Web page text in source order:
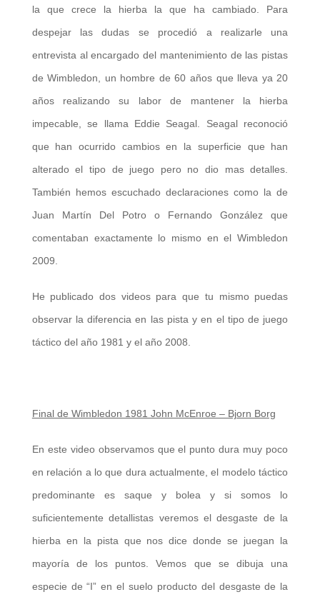
la que crece la hierba la que ha cambiado. Para
despejar las dudas se procedió a realizarle una
entrevista al encargado del mantenimiento de las pistas
de Wimbledon, un hombre de 60 años que lleva ya 20
años realizando su labor de mantener la hierba
impecable, se llama Eddie Seagal. Seagal reconoció
que han ocurrido cambios en la superficie que han
alterado el tipo de juego pero no dio mas detalles.
También hemos escuchado declaraciones como la de
Juan Martín Del Potro o Fernando González que
comentaban exactamente lo mismo en el Wimbledon
2009.
He publicado dos videos para que tu mismo puedas
observar la diferencia en las pista y en el tipo de juego
táctico del año 1981 y el año 2008.
Final de Wimbledon 1981 John McEnroe – Bjorn Borg
En este video observamos que el punto dura muy poco
en relación a lo que dura actualmente, el modelo táctico
predominante es saque y bolea y si somos lo
suficientemente detallistas veremos el desgaste de la
hierba en la pista que nos dice donde se juegan la
mayoría de los puntos. Vemos que se dibuja una
especie de “I” en el suelo producto del desgaste de la